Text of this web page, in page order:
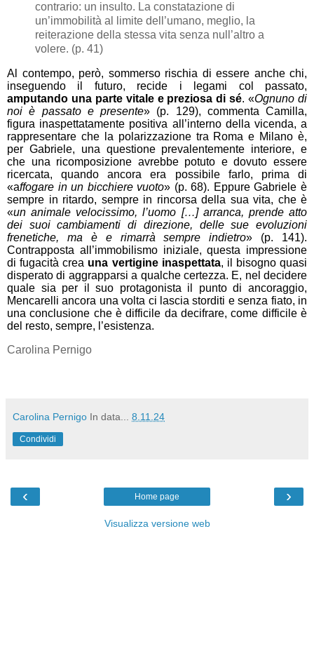
contrario: un insulto. La constatazione di
un’immobilità al limite dell’umano, meglio, la
reiterazione della stessa vita senza null’altro a
volere. (p. 41)
Al contempo, però, sommerso rischia di essere anche chi,
inseguendo il futuro, recide i legami col passato,
amputando una parte vitale e preziosa di sé. «Ognuno di
noi è passato e presente» (p. 129), commenta Camilla,
figura inaspettatamente positiva all’interno della vicenda, a
rappresentare che la polarizzazione tra Roma e Milano è,
per Gabriele, una questione prevalentemente interiore, e
che una ricomposizione avrebbe potuto e dovuto essere
ricercata, quando ancora era possibile farlo, prima di
«affogare in un bicchiere vuoto» (p. 68). Eppure Gabriele è
sempre in ritardo, sempre in rincorsa della sua vita, che è
«un animale velocissimo, l’uomo […] arranca, prende atto
dei suoi cambiamenti di direzione, delle sue evoluzioni
frenetiche, ma è e rimarrà sempre indietro» (p. 141).
Contrapposta all’immobilismo iniziale, questa impressione
di fugacità crea una vertigine inaspettata, il bisogno quasi
disperato di aggrapparsi a qualche certezza. E, nel decidere
quale sia per il suo protagonista il punto di ancoraggio,
Mencarelli ancora una volta ci lascia storditi e senza fiato, in
una conclusione che è difficile da decifrare, come difficile è
del resto, sempre, l’esistenza.
Carolina Pernigo
Carolina Pernigo In data... 8.11.24
Condividi
‹ ›
Home page
Visualizza versione web